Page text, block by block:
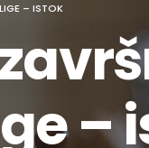
– ISTOK
–